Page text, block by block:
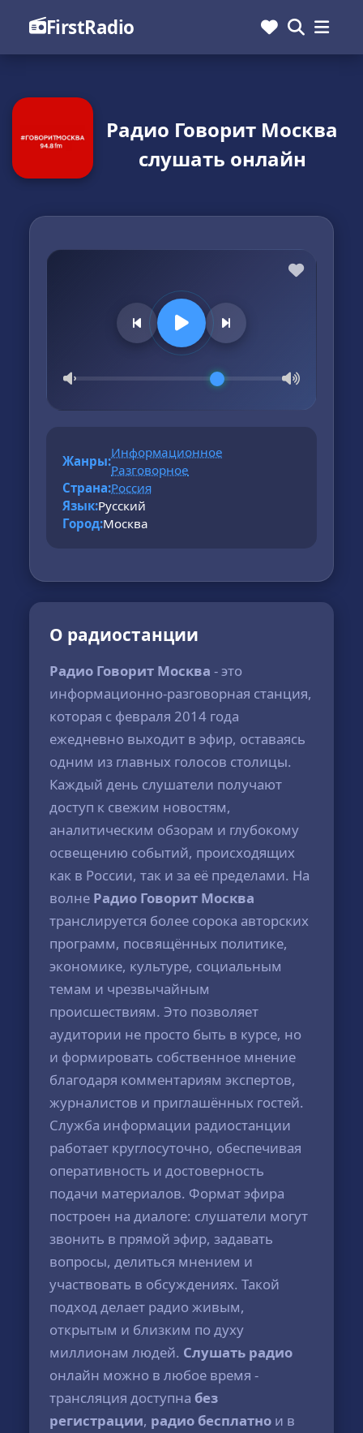
FirstRadio
Радио Говорит Москва
слушать онлайн
Жанры:
Информационное
Разговорное
Страна:Россия
Язык:Русский
Город:Москва
О радиостанции
Радио Говорит Москва - это
информационно-разговорная станция,
которая с февраля 2014 года
ежедневно выходит в эфир, оставаясь
одним из главных голосов столицы.
Каждый день слушатели получают
доступ к свежим новостям,
аналитическим обзорам и глубокому
освещению событий, происходящих
как в России, так и за её пределами. На
волне Радио Говорит Москва
транслируется более сорока авторских
программ, посвящённых политике,
экономике, культуре, социальным
темам и чрезвычайным
происшествиям. Это позволяет
аудитории не просто быть в курсе, но
и формировать собственное мнение
благодаря комментариям экспертов,
журналистов и приглашённых гостей.
Служба информации радиостанции
работает круглосуточно, обеспечивая
оперативность и достоверность
подачи материалов. Формат эфира
построен на диалоге: слушатели могут
звонить в прямой эфир, задавать
вопросы, делиться мнением и
участвовать в обсуждениях. Такой
подход делает радио живым,
открытым и близким по духу
миллионам людей. Слушать радио
онлайн можно в любое время -
трансляция доступнабез
регистрации, радио бесплатно и в